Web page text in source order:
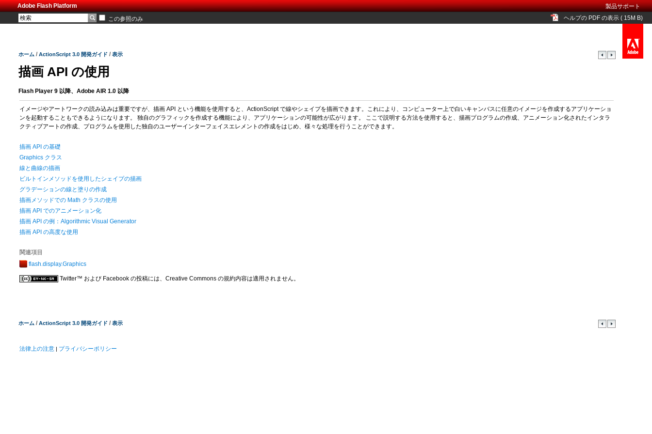
Adobe Flash Platform
ヘルプの PDF の表示 ( 15M B)
この参照のみ
ホーム / ActionScript 3.0 開発ガイド / 表示
描画 API の使用
Flash Player 9 以降、Adobe AIR 1.0 以降
イメージやアートワークの読み込みは重要ですが、描画 API という機能を使用すると、ActionScript で線やシェイプを描画できます。これにより、コンピューター上で白いキャンバスに任意のイメージを作成するアプリケーショ
ンを起動することもできるようになります。 独自のグラフィックを作成する機能により、アプリケーションの可能性が広がります。 ここで説明する方法を使用すると、描画プログラムの作成、アニメーション化されたインタラ
クティブアートの作成、プログラムを使用した独自のユーザーインターフェイスエレメントの作成をはじめ、様々な処理を行うことができます。
描画 API の基礎
Graphics クラス
線と曲線の描画
ビルトインメソッドを使用したシェイプの描画
グラデーションの線と塗りの作成
描画メソッドでの Math クラスの使用
描画 API でのアニメーション化
描画 API の例：Algorithmic Visual Generator
描画 API の高度な使用
関連項目
flash.display.Graphics
Twitter™ および Facebook の投稿には、Creative Commons の規約内容は適用されません。
ホーム / ActionScript 3.0 開発ガイド / 表示
製品サポート
法律上の注意 | プライバシーポリシー